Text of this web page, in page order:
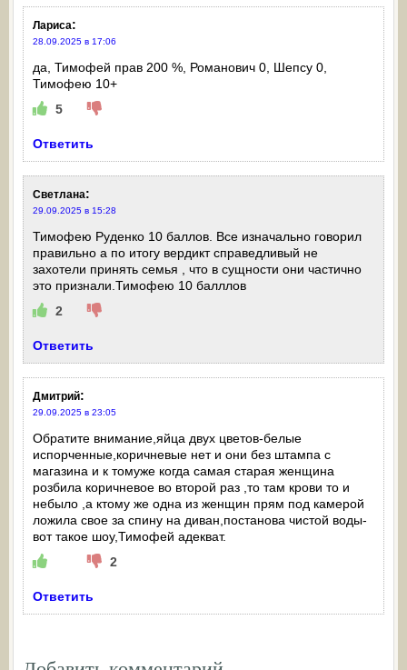
Лариса:
28.09.2025 в 17:06
да, Тимофей прав 200 %, Романович 0, Шепсу 0,
Тимофею 10+
5
Ответить
Светлана:
29.09.2025 в 15:28
Тимофею Руденко 10 баллов. Все изначально говорил
правильно а по итогу вердикт справедливый не
захотели принять семья , что в сущности они частично
это признали.Тимофею 10 балллов
2
Ответить
Дмитрий:
29.09.2025 в 23:05
Обратите внимание,яйца двух цветов-белые
испорченные,коричневые нет и они без штампа с
магазина и к томуже когда самая старая женщина
розбила коричневое во второй раз ,то там крови то и
небыло ,а ктому же одна из женщин прям под камерой
ложила свое за спину на диван,постанова чистой воды-
вот такое шоу,Тимофей адекват.
2
Ответить